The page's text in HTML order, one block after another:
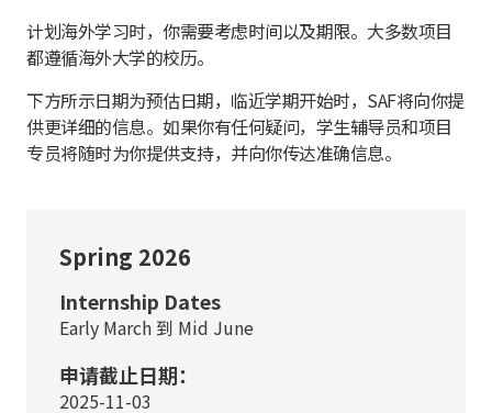
计划海外学习时，你需要考虑时间以及期限。大多数项目
都遵循海外大学的校历。
下方所示日期为预估日期，临近学期开始时，SAF将向你提
供更详细的信息。如果你有任何疑问，学生辅导员和项目
专员将随时为你提供支持，并向你传达准确信息。
Spring 2026
Internship Dates
Early March 到 Mid June
申请截止日期：
2025-11-03